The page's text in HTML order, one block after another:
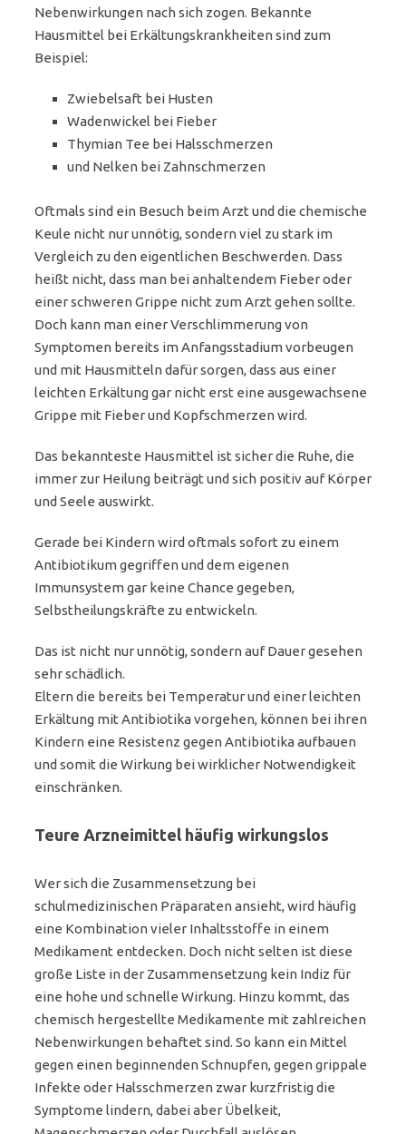
Nebenwirkungen nach sich zogen. Bekannte
Hausmittel bei Erkältungskrankheiten sind zum
Beispiel:
Zwiebelsaft bei Husten
Wadenwickel bei Fieber
Thymian Tee bei Halsschmerzen
und Nelken bei Zahnschmerzen
Oftmals sind ein Besuch beim Arzt und die chemische
Keule nicht nur unnötig, sondern viel zu stark im
Vergleich zu den eigentlichen Beschwerden. Dass
heißt nicht, dass man bei anhaltendem Fieber oder
einer schweren Grippe nicht zum Arzt gehen sollte.
Doch kann man einer Verschlimmerung von
Symptomen bereits im Anfangsstadium vorbeugen
und mit Hausmitteln dafür sorgen, dass aus einer
leichten Erkältung gar nicht erst eine ausgewachsene
Grippe mit Fieber und Kopfschmerzen wird.
Das bekannteste Hausmittel ist sicher die Ruhe, die
immer zur Heilung beiträgt und sich positiv auf Körper
und Seele auswirkt.
Gerade bei Kindern wird oftmals sofort zu einem
Antibiotikum gegriffen und dem eigenen
Immunsystem gar keine Chance gegeben,
Selbstheilungskräfte zu entwickeln.
Das ist nicht nur unnötig, sondern auf Dauer gesehen
sehr schädlich.
Eltern die bereits bei Temperatur und einer leichten
Erkältung mit Antibiotika vorgehen, können bei ihren
Kindern eine Resistenz gegen Antibiotika aufbauen
und somit die Wirkung bei wirklicher Notwendigkeit
einschränken.
Teure Arzneimittel häufig wirkungslos
Wer sich die Zusammensetzung bei
schulmedizinischen Präparaten ansieht, wird häufig
eine Kombination vieler Inhaltsstoffe in einem
Medikament entdecken. Doch nicht selten ist diese
große Liste in der Zusammensetzung kein Indiz für
eine hohe und schnelle Wirkung. Hinzu kommt, das
chemisch hergestellte Medikamente mit zahlreichen
Nebenwirkungen behaftet sind. So kann ein Mittel
gegen einen beginnenden Schnupfen, gegen grippale
Infekte oder Halsschmerzen zwar kurzfristig die
Symptome lindern, dabei aber Übelkeit,